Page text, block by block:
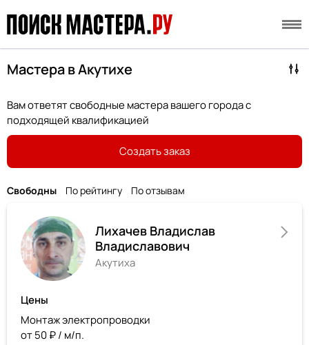
Мастера в Акутихе
Вам ответят свободные мастера вашего города с
подходящей квалификацией
Создать заказ
Свободны По рейтингу По отзывам
Лихачев Владислав
Владиславович
Акутиха
Цены
Монтаж электропроводки
от 50 ₽ / м/п.